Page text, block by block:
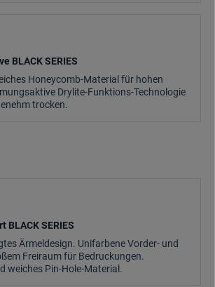
BLACK SERIES
Honeycomb-Material für hohen
Drylite-Funktions-Technologie
trocken.
BLACK SERIES
Ärmeldesign. Unifarbene Vorder- und
Freiraum für Bedruckungen.
weiches Pin-Hole-Material.